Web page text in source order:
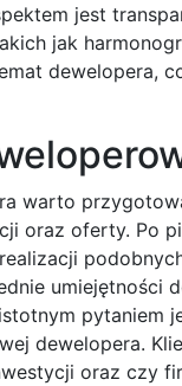
jest
jak
dewelopera,
warto
oraz oferty. Po
umiejętności
pytaniem
dewelopera.
oraz czy